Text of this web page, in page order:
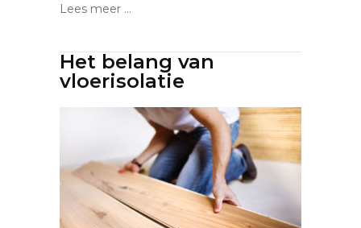
Lees meer ...
Het belang van
vloerisolatie